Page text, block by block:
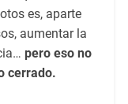
es, aparte
aumentar la
pero eso no
cerrado.